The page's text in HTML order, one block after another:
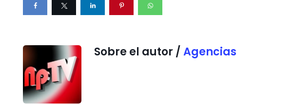
Sobre el autor / Agencias